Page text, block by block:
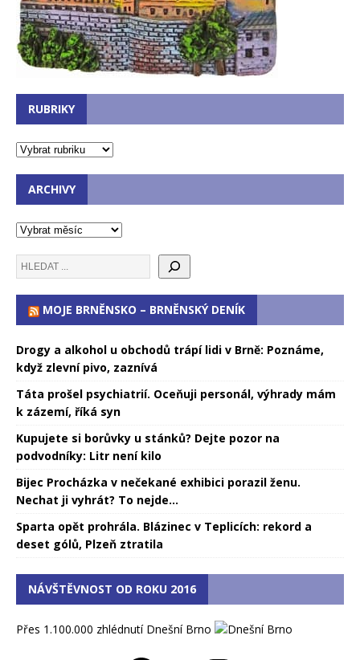
RUBRIKY
ARCHIVY
MOJE BRNĚNSKO – BRNĚNSKÝ DENÍK
Drogy a alkohol u obchodů trápí lidi v Brně: Poznáme,
když zlevní pivo, zaznívá
Táta prošel psychiatrií. Oceňuji personál, výhrady mám
k zázemí, říká syn
Kupujete si borůvky u stánků? Dejte pozor na
podvodníky: Litr není kilo
Bijec Procházka v nečekané exhibici porazil ženu.
Nechat ji vyhrát? To nejde...
Sparta opět prohrála. Blázinec v Teplicích: rekord a
deset gólů, Plzeň ztratila
NÁVŠTĚVNOST OD ROKU 2016
Přes 1.100.000 zhlédnutí Dnešní Brno